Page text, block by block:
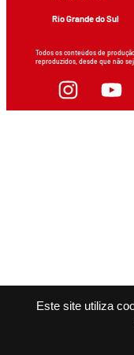
Este site utiliza
Rio Grande do Sul
Todos os conteúdos de
reproduzidos, desde que não